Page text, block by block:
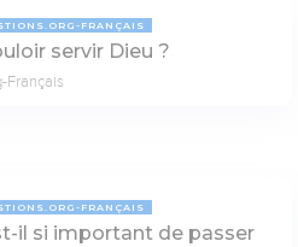
FRANÇAIS
servir Dieu ?
Français
FRANÇAIS
il si important de passer